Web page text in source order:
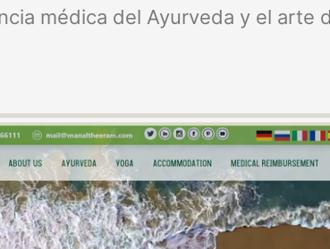
médica del Ayurveda y el arte